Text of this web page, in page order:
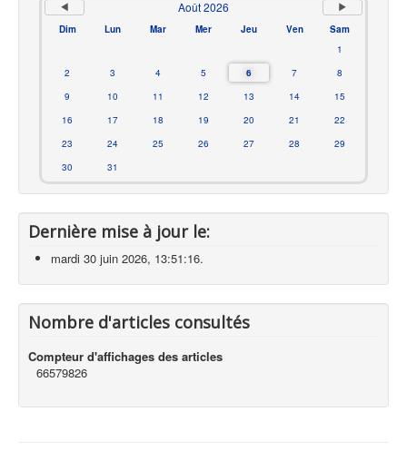
Août 2026
Dim Lun Mar Mer Jeu Ven
Sam
1
2
3 4 5 6 7
8
9
10 11 12 13 14
15
16
17 18 19 20 21
22
23
24 25 26 27 28
29
30
31
Dernière mise à jour le:
mardi 30 juin 2026, 13:51:16.
Nombre d'articles consultés
Compteur d'affichages des articles
66579826